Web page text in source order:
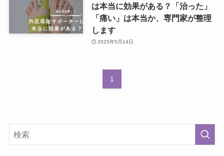
は本当に効果がある？「治った」
「痛い」は本当か、専門家が整理
します
2025年5月14日
1